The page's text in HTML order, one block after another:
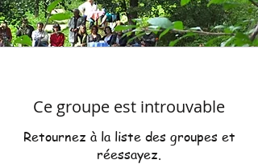
Ce groupe est introuvable
Retournez à la liste des groupes et
réessayez.